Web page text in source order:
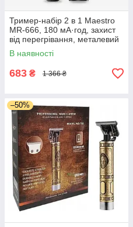
Тример-набір 2 в 1 Maestro
MR-666, 180 мА·год, захист
від перегрівання, металевий
акумуляторний тример
В наявності
683 ₴ 1 366 ₴
–50%